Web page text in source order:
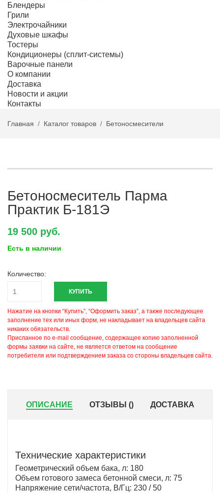
Блендеры
Грили
Электрочайники
Духовые шкафы
Тостеры
Кондиционеры (сплит-системы)
Варочные панели
О компании
Доставка
Новости и акции
Контакты
Главная Каталог товаров Бетоносмесители
Бетоносмеситель Парма
Практик Б-181Э
19 500 руб.
Есть в наличии
Количество:
КУПИТЬ
Нажатие на кнопки “Купить”, “Оформить заказ”, а также последующее
заполнение тех или иных форм, не накладывает на владельцев сайта
никаких обязательств.
Присланное по e-mail сообщение, содержащее копию заполненной
формы заявки на сайте, не является ответом на сообщение
потребителя или подтверждением заказа со стороны владельцев сайта.
ОПИСАНИЕ ОТЗЫВЫ () ДОСТАВКА
Технические характеристики
Геометрический объем бака, л: 180
Объем готового замеса бетонной смеси, л: 75
Напряжение сети/частота, В/Гц: 230 / 50